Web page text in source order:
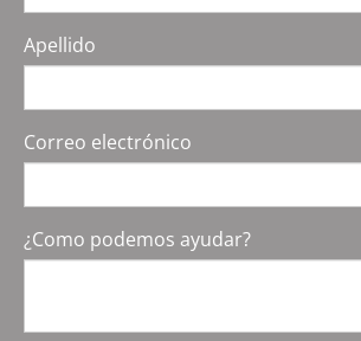
Apellido
Correo electrónico
¿Como podemos ayudar?